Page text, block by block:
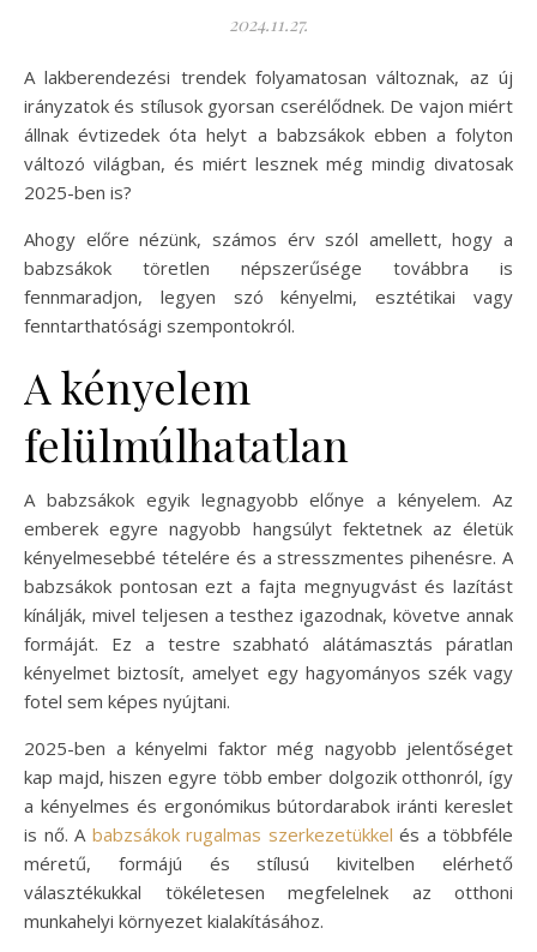
2024.11.27.
A lakberendezési trendek folyamatosan változnak, az új
irányzatok és stílusok gyorsan cserélődnek. De vajon miért
állnak évtizedek óta helyt a babzsákok ebben a folyton
változó világban, és miért lesznek még mindig divatosak
2025-ben is?
Ahogy előre nézünk, számos érv szól amellett, hogy a
babzsákok töretlen népszerűsége továbbra is
fennmaradjon, legyen szó kényelmi, esztétikai vagy
fenntarthatósági szempontokról.
A kényelem
felülmúlhatatlan
A babzsákok egyik legnagyobb előnye a kényelem. Az
emberek egyre nagyobb hangsúlyt fektetnek az életük
kényelmesebbé tételére és a stresszmentes pihenésre. A
babzsákok pontosan ezt a fajta megnyugvást és lazítást
kínálják, mivel teljesen a testhez igazodnak, követve annak
formáját. Ez a testre szabható alátámasztás páratlan
kényelmet biztosít, amelyet egy hagyományos szék vagy
fotel sem képes nyújtani.
2025-ben a kényelmi faktor még nagyobb jelentőséget
kap majd, hiszen egyre több ember dolgozik otthonról, így
a kényelmes és ergonómikus bútordarabok iránti kereslet
is nő. A babzsákok rugalmas szerkezetükkel és a többféle
méretű, formájú és stílusú kivitelben elérhető
választékukkal tökéletesen megfelelnek az otthoni
munkahelyi környezet kialakításához.